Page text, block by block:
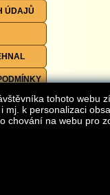
ÚDAJŮ
tohoto webu
k personalizaci
chování na webu pro